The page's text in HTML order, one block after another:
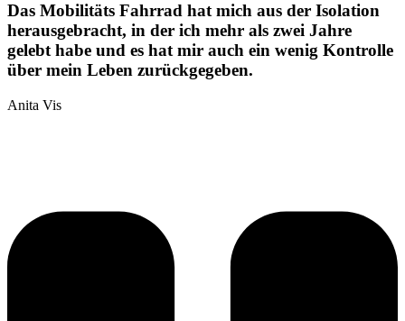
Das Mobilitäts Fahrrad hat mich aus der Isolation
herausgebracht, in der ich mehr als zwei Jahre
gelebt habe und es hat mir auch ein wenig Kontrolle
über mein Leben zurückgegeben.
Anita Vis